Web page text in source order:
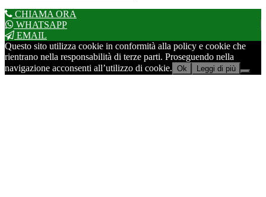
CHIAMA ORA
WHATSAPP
EMAIL
Questo sito utilizza cookie in conformità alla policy e cookie che
rientrano nella responsabilità di terze parti. Proseguendo nella
navigazione acconsenti all’utilizzo di cookie. Ok Leggi di più